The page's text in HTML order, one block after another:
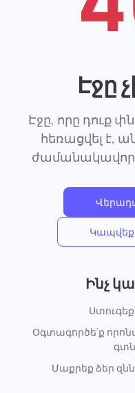
Էջը
Էջը, որը դուք
հեռացվել է,
Կապվեք
Ինչ
Օգտագործե՛ք
Մաքրեք ձեր